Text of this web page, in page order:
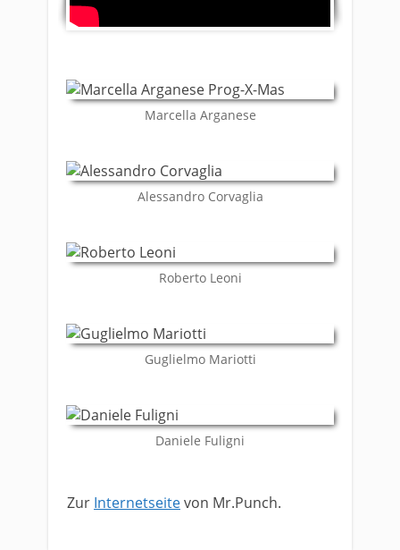
​Marcella Arganese
​Alessandro Corvaglia
​Roberto Leoni
​Guglielmo Mariotti
​Daniele Fuligni
​Zur Internetseitevon Mr.Punch.